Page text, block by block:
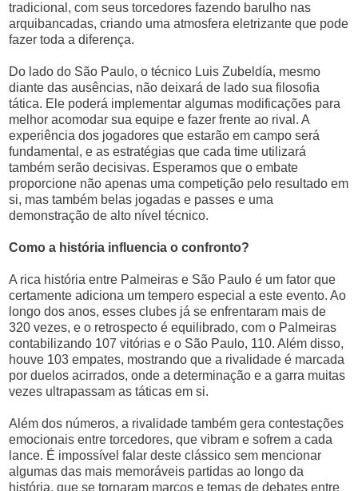
tradicional, com seus torcedores fazendo barulho nas
arquibancadas, criando uma atmosfera eletrizante que pode
fazer toda a diferença.
Do lado do São Paulo, o técnico Luis Zubeldía, mesmo
diante das ausências, não deixará de lado sua filosofia
tática. Ele poderá implementar algumas modificações para
melhor acomodar sua equipe e fazer frente ao rival. A
experiência dos jogadores que estarão em campo será
fundamental, e as estratégias que cada time utilizará
também serão decisivas. Esperamos que o embate
proporcione não apenas uma competição pelo resultado em
si, mas também belas jogadas e passes e uma
demonstração de alto nível técnico.
Como a história influencia o confronto?
A rica história entre Palmeiras e São Paulo é um fator que
certamente adiciona um tempero especial a este evento. Ao
longo dos anos, esses clubes já se enfrentaram mais de
320 vezes, e o retrospecto é equilibrado, com o Palmeiras
contabilizando 107 vitórias e o São Paulo, 110. Além disso,
houve 103 empates, mostrando que a rivalidade é marcada
por duelos acirrados, onde a determinação e a garra muitas
vezes ultrapassam as táticas em si.
Além dos números, a rivalidade também gera contestações
emocionais entre torcedores, que vibram e sofrem a cada
lance. É impossível falar deste clássico sem mencionar
algumas das mais memoráveis partidas ao longo da
história, que se tornaram marcos e temas de debates entre